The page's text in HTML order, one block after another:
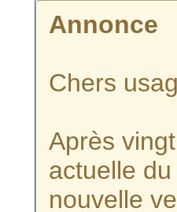
Annonce
Chers
Après
actuelle
nouvelle